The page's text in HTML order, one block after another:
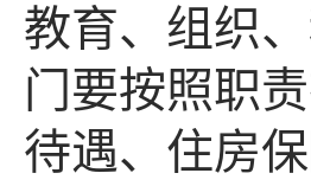
教育、组织
门要按照职
待遇、住房